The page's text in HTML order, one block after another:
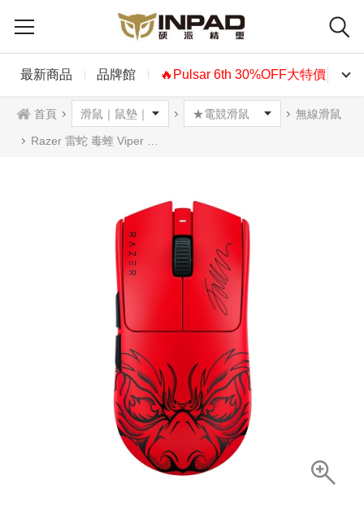
最新商品 品牌館 🔥Pulsar 6th 30%OFF大特價🔥
首頁 無線滑鼠
Razer 雷蛇 毒蝰 Viper V3 Pro Faker Edition 無線光學滑鼠